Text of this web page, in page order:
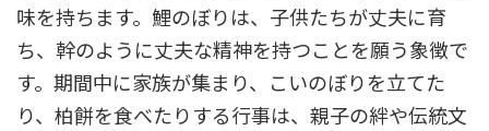
味を持ちます。鯉のぼりは、子供たちが丈夫に育
ち、幹のように丈夫な精神を持つことを願う象徴で
す。期間中に家族が集まり、こいのぼりを立てた
り、柏餅を食べたりする行事は、親子の絆や伝統文